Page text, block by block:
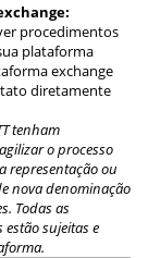
procedimentos
plataforma
exchange
diretamente
tenham
o processo
representação ou
nova denominação
Todas as
sujeitas e